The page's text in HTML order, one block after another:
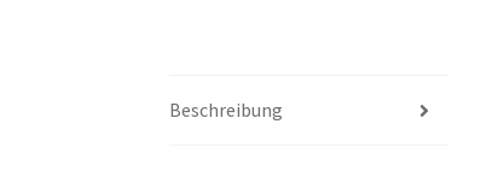
Beschreibung